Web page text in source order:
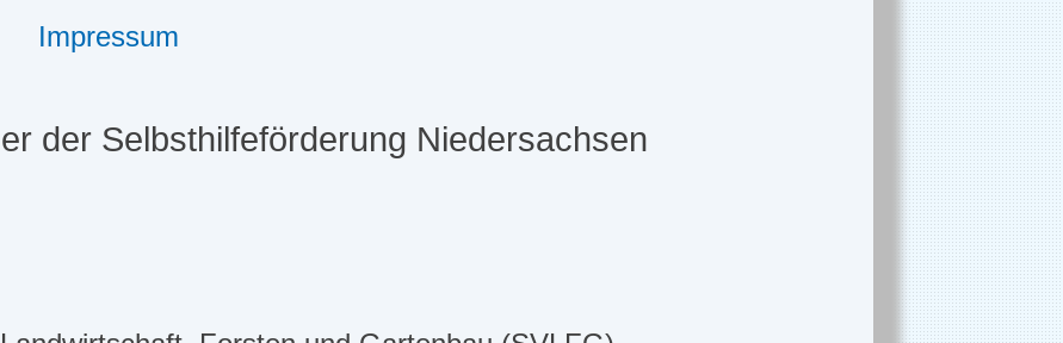
Impressum
der Selbsthilfeförderung Niedersachsen